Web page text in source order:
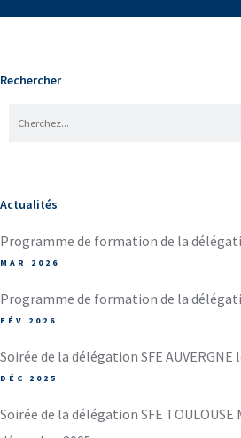
Rechercher
Actualités
Programme de formation de la
MAR 2026
Programme de formation de la
FÉV 2026
Soirée de la délégation SFE AUVERGNE
DÉC 2025
Soirée de la délégation SFE TOULOUSE